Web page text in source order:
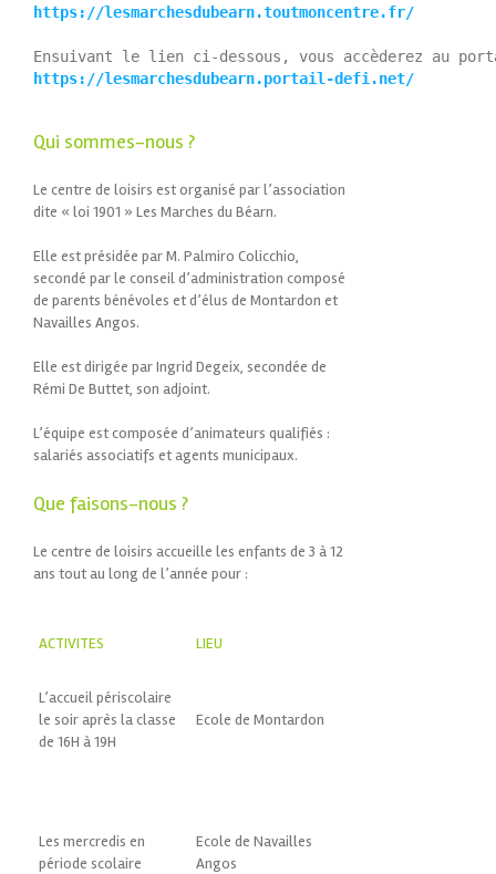
https://lesmarchesdubearn.toutmoncentre.fr/
https://lesmarchesdubearn.portail-defi.net/
Qui sommes-nous ?
Le centre de loisirs est organisé par l’association
dite « loi 1901 » Les Marches du Béarn.
Elle est présidée par M. Palmiro Colicchio,
secondé par le conseil d’administration composé
de parents bénévoles et d’élus de Montardon et
Navailles Angos.
Elle est dirigée par Ingrid Degeix, secondée de
Rémi De Buttet, son adjoint.
L’équipe est composée d’animateurs qualifiés :
salariés associatifs et agents municipaux.
Que faisons-nous ?
Le centre de loisirs accueille les enfants de 3 à 12
ans tout au long de l’année pour :
ACTIVITES LIEU
L’accueil périscolaire
le soir après la classe
de 16H à 19H
Ecole de Montardon
Les mercredis en
période scolaire
Ecole de Navailles
Angos